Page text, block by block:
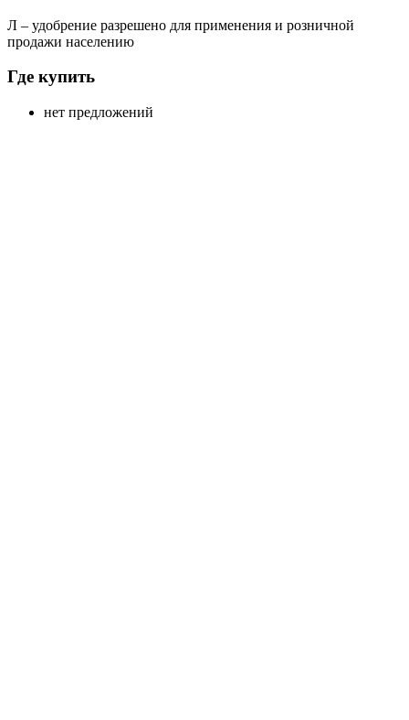
Л – удобрение разрешено для применения и розничной
продажи населению
Где купить
нет предложений